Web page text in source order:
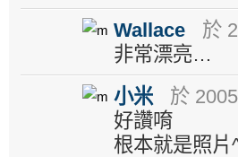
Wallace
於
非常漂亮…
小米
於
好讚唷
根本就是照片